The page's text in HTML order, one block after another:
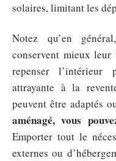
solaires, limitant les
Notez qu’en
conservent mieux
repenser l’intérieur
attrayante à la
peuvent être adaptés
aménagé, vous
Emporter tout le
externes ou